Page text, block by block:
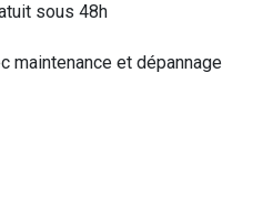
sous 48h
maintenance et dépannage